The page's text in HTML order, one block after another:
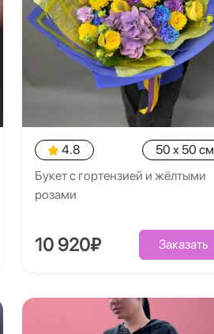
4.8
50 x 50 см
Букет с гортензией и жёлтыми
розами
10 920₽ Заказать